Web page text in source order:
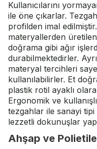
Kullanıcılarını
ile öne çıkarlar.
profilden imal
materyallerden
doğrama gibi ağır
durabilmektedirler.
materyal tercihleri
kullanılabilirler. Et
plastik rotil ayaklı
Ergonomik ve
tezgahlar ile sanayi
lezzetli dokunuşlar
Ahşap ve